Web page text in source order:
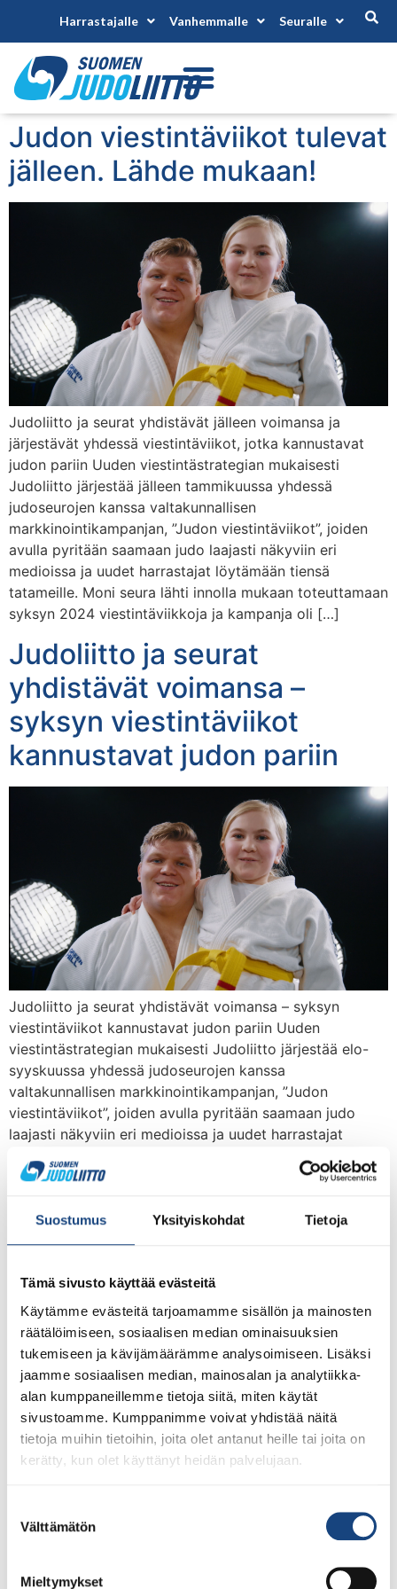
Suostumus Yksityiskohdat Tietoja
Tämä sivusto käyttää evästeitä
Käytämme evästeitä tarjoamamme sisällön ja mainosten
räätälöimiseen, sosiaalisen median ominaisuuksien
tukemiseen ja kävijämäärämme analysoimiseen. Lisäksi
jaamme sosiaalisen median, mainosalan ja analytiikka-
alan kumppaneillemme tietoja siitä, miten käytät
sivustoamme. Kumppanimme voivat yhdistää näitä
tietoja muihin tietoihin, joita olet antanut heille tai joita on
kerätty, kun olet käyttänyt heidän palvelujaan.
valinta
Välttämätön
Mieltymykset
Harrastajalle Vanhemmalle Seuralle
Judon viestintäviikot tulevat
jälleen. Lähde mukaan!
Judoliitto ja seurat yhdistävät jälleen voimansa ja
järjestävät yhdessä viestintäviikot, jotka kannustavat
judon pariin Uuden viestintästrategian mukaisesti
Judoliitto järjestää jälleen tammikuussa yhdessä
judoseurojen kanssa valtakunnallisen
markkinointikampanjan, ”Judon viestintäviikot”, joiden
avulla pyritään saamaan judo laajasti näkyviin eri
medioissa ja uudet harrastajat löytämään tiensä
tatameille. Moni seura lähti innolla mukaan toteuttamaan
syksyn 2024 viestintäviikkoja ja kampanja oli […]
Judoliitto ja seurat
yhdistävät voimansa –
syksyn viestintäviikot
kannustavat judon pariin
Judoliitto ja seurat yhdistävät voimansa – syksyn
viestintäviikot kannustavat judon pariin Uuden
viestintästrategian mukaisesti Judoliitto järjestää elo-
syyskuussa yhdessä judoseurojen kanssa
valtakunnallisen markkinointikampanjan, ”Judon
viestintäviikot”, joiden avulla pyritään saamaan judo
laajasti näkyviin eri medioissa ja uudet harrastajat
painopisteenä ovat sosiaalisen median julkaisut sekä
toteuttamaan viestintäviikkoja. Yhdessä olemme
edemmän […]
Judokurssit alkavat elo-
syyskuussa judoseuroissa
Syksyllä moni etsii itselleen tai lapselleen uutta
monipuolinen harrastus, joka kehittää lajitaitojen lisäksi